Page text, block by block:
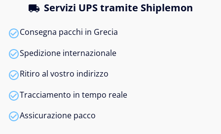
Servizi UPS tramite Shiplemon
Consegna pacchi in Grecia
Spedizione internazionale
Ritiro al vostro indirizzo
Tracciamento in tempo reale
Assicurazione pacco